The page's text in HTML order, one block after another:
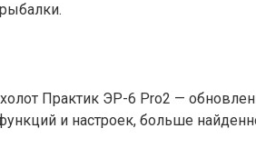
Практик ЭР-6 Pro2 —
и настроек, больше